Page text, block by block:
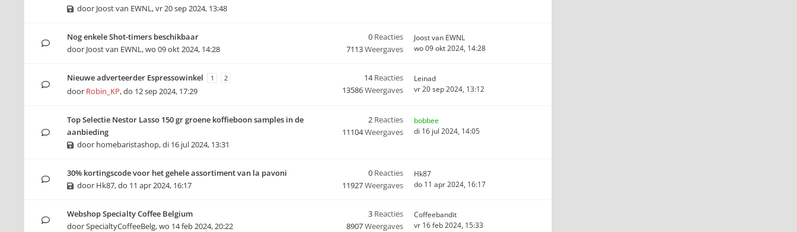
door Joost van EWNL,vr 20 sep 2024, 13:48
Nog enkele Shot-timers beschikbaar
door Joost van EWNL,wo 09 okt 2024, 14:28
0 Reacties
7113Weergaves
Joost van EWNL
wo 09 okt 2024, 14:28
Nieuwe adverteerder Espressowinkel 1 2
door Robin_KP,do 12 sep 2024, 17:29
14Reacties
13586Weergaves
Leinad
vr 20 sep 2024, 13:12
Top Selectie Nestor Lasso 150 gr groene koffieboon samples in de
aanbieding
door homebaristashop,di 16 jul 2024, 13:31
2 Reacties
11104Weergaves
bobbee
di 16 jul 2024, 14:05
30% kortingscode voor het gehele assortiment van la pavoni
door Hk87,do 11 apr 2024, 16:17
0 Reacties
11927Weergaves
Hk87
do 11 apr 2024, 16:17
Webshop Specialty Coffee Belgium
doorSpecialtyCoffeeBelg,wo 14 feb 2024, 20:22
3 Reacties
8907Weergaves
Coffeebandit
vr 16 feb 2024, 15:33